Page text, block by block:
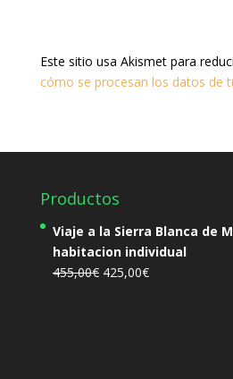
Este sitio usa Akismet para
cómo se procesan los datos de
Productos
Viaje a la Sierra Blanca de
habitacion individual
455,00€ El
425,00€El